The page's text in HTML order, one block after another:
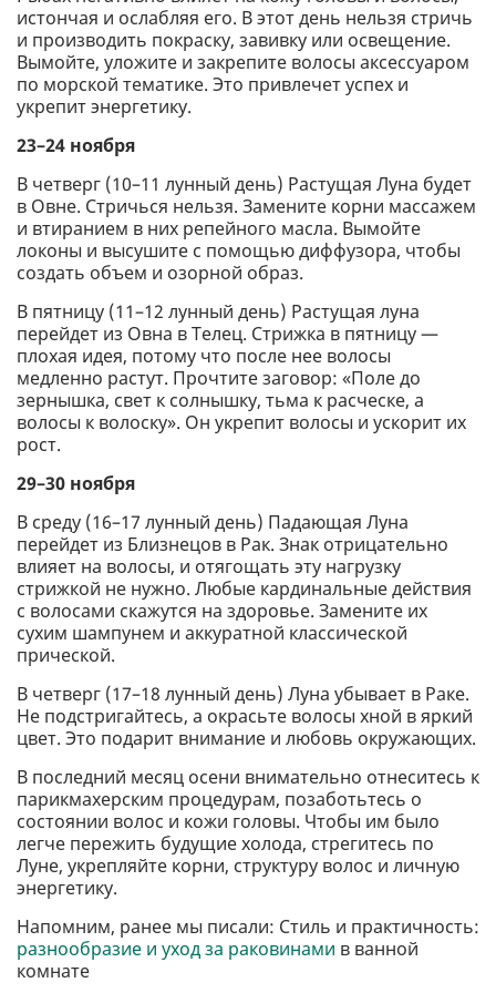
истончая и ослабляя его. В этот день нельзя стричь
и производить покраску, завивку или освещение.
Вымойте, уложите и закрепите волосы аксессуаром
по морской тематике. Это привлечет успех и
укрепит энергетику.
23–24 ноября
В четверг (10–11 лунный день) Растущая Луна будет
в Овне. Стричься нельзя. Замените корни массажем
и втиранием в них репейного масла. Вымойте
локоны и высушите с помощью диффузора, чтобы
создать объем и озорной образ.
В пятницу (11–12 лунный день) Растущая луна
перейдет из Овна в Телец. Стрижка в пятницу —
плохая идея, потому что после нее волосы
медленно растут. Прочтите заговор: «Поле до
зернышка, свет к солнышку, тьма к расческе, а
волосы к волоску». Он укрепит волосы и ускорит их
рост.
29–30 ноября
В среду (16–17 лунный день) Падающая Луна
перейдет из Близнецов в Рак. Знак отрицательно
влияет на волосы, и отягощать эту нагрузку
стрижкой не нужно. Любые кардинальные действия
с волосами скажутся на здоровье. Замените их
сухим шампунем и аккуратной классической
прической.
В четверг (17–18 лунный день) Луна убывает в Раке.
Не подстригайтесь, а окрасьте волосы хной в яркий
цвет. Это подарит внимание и любовь окружающих.
В последний месяц осени внимательно отнеситесь к
парикмахерским процедурам, позаботьтесь о
состоянии волос и кожи головы. Чтобы им было
легче пережить будущие холода, стрегитесь по
Луне, укрепляйте корни, структуру волос и личную
энергетику.
Напомним, ранее мы писали: Стиль и практичность:
разнообразие и уход за раковинами в ванной
комнате